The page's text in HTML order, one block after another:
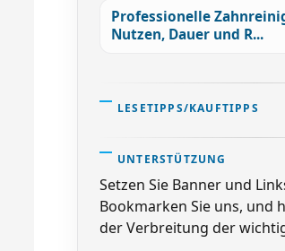
Professionelle
Nutzen, Dauer und R...
LESETIPPS/KAUFTIPPS
UNTERSTÜTZUNG
Setzen Sie Banner und
Bookmarken Sie uns, und
der Verbreitung der